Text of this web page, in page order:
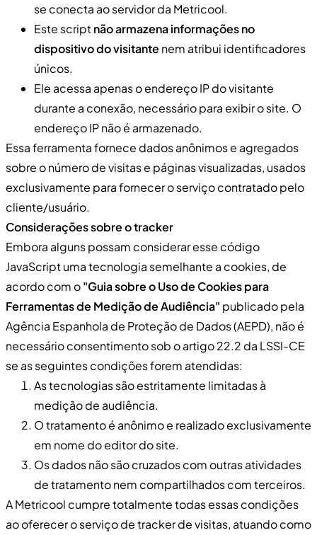
se conecta ao servidor da Metricool.
Este scriptnão armazena informações no
dispositivo do visitante nem atribui identificadores
únicos.
Ele acessa apenas o endereço IP do visitante
durante a conexão, necessário para exibir o site. O
endereço IP não é armazenado.
Essa ferramenta fornece dados anônimos e agregados
sobre o número de visitas e páginas visualizadas, usados
exclusivamente para fornecer o serviço contratado pelo
cliente/usuário.
Considerações sobre o tracker
Embora alguns possam considerar esse código
JavaScript uma tecnologia semelhante a cookies, de
acordo com o"Guia sobre o Uso de Cookies para
Ferramentas de Medição de Audiência" publicado pela
Agência Espanhola de Proteção de Dados (AEPD), não é
necessário consentimento sob o artigo 22.2 da LSSI-CE
se as seguintes condições forem atendidas:
As tecnologias são estritamente limitadas à
medição de audiência.
O tratamento é anônimo e realizado exclusivamente
em nome do editor do site.
Os dados não são cruzados com outras atividades
de tratamento nem compartilhados com terceiros.
A Metricool cumpre totalmente todas essas condições
ao oferecer o serviço de tracker de visitas, atuando como